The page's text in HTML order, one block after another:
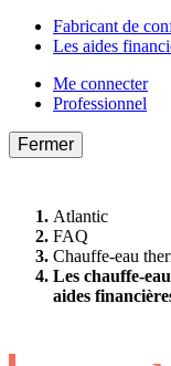
Fabricant de
Les aides
Me connecter
Professionnel
Fermer
Atlantic
FAQ
Chauffe-eau
Les chauffe-
aides